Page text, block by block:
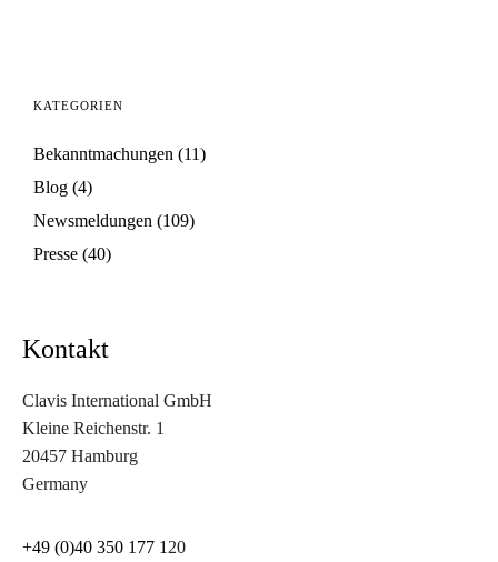
KATEGORIEN
Bekanntmachungen (11)
Blog (4)
Newsmeldungen (109)
Presse (40)
Kontakt
Clavis International GmbH
Kleine Reichenstr. 1
20457 Hamburg
Germany
+49 (0)40 350 177 1 20